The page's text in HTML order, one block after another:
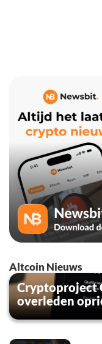
Altcoin Nieuws
Cryptoproject
overleden